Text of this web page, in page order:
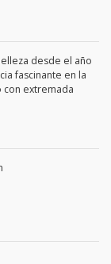
desde el año
fascinante en la
con extremada